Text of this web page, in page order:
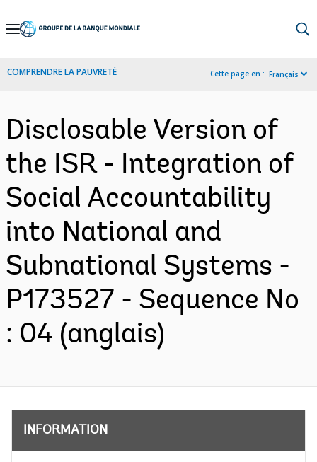
Skip
Navigation
COMPRENDRE LA PAUVRETÉ Cette page en : Français
Disclosable Version of
the ISR - Integration of
Social Accountability
into National and
Subnational Systems -
P173527 - Sequence No
: 04 (anglais)
INFORMATION